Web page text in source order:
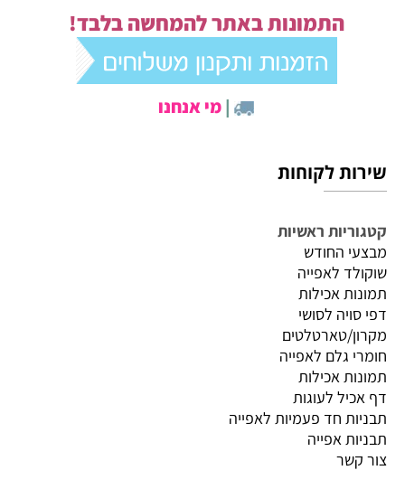
התמונות באתר להמחשה בלבד!
|מי אנחנו
שירות לקוחות
קטגוריות ראשיות
מבצעי החודש
שוקולד לאפייה
תמונות אכילות
דפי סויה לסושי
מקרון/טארטלטים
חומרי גלם לאפייה
תמונות אכילות
דף אכיל לעוגות
תבניות חד פעמיות לאפייה
תבניות אפייה
צור קשר